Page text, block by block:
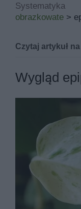
Systematyka
obrazkowate >
Czytaj artykuł
Epipremnum
Jej miejsce
Podstawowymi
snow queen jest
Epipremnum
złocistego
Epipremnum
Wygląd